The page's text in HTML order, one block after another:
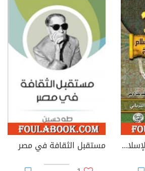
مائة من عظماء أمة الإسلام غيروا مجرى التاريخ
مستقبل الثقافة في مصر